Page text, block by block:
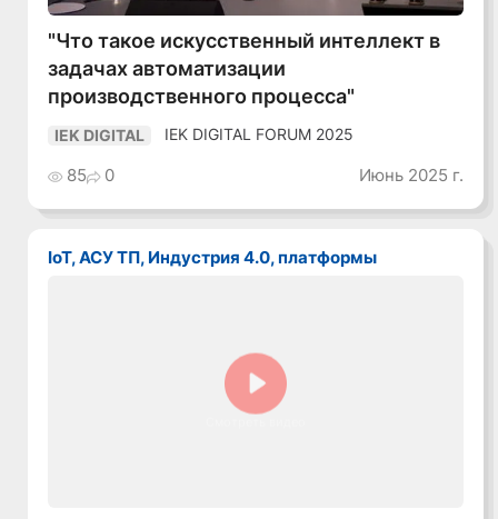
"Что такое искусственный интеллект в
задачах автоматизации
производственного процесса"
IEK DIGITAL IEK DIGITAL FORUM 2025
85 0 Июнь 2025 г.
IoT, АСУ ТП, Индустрия 4.0, платформы